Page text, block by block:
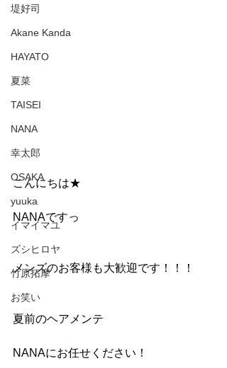
堤好司
Akane Kanda
HAYATO
夏菜
TAISEI
NANA
幸太郎
OSAKA
yuuka
イマイマユ
ズシヒロヤ
竹原拓摩
お笑い
こんにちは★
NANAですっ
メンズのお客様も大歓迎です！！！
夏前のヘアメンテ
NANAにお任せください！